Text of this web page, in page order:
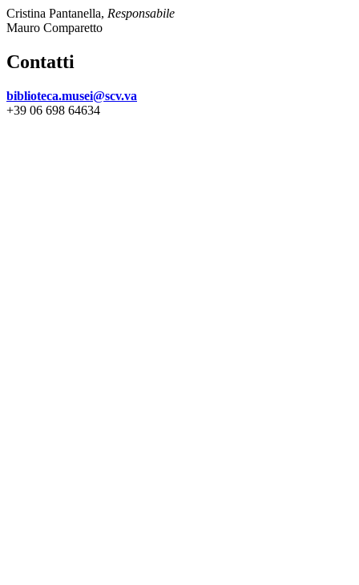
Cristina Pantanella, Responsabile
Mauro Comparetto
Contatti
biblioteca.musei@scv.va
+39 06 698 64634